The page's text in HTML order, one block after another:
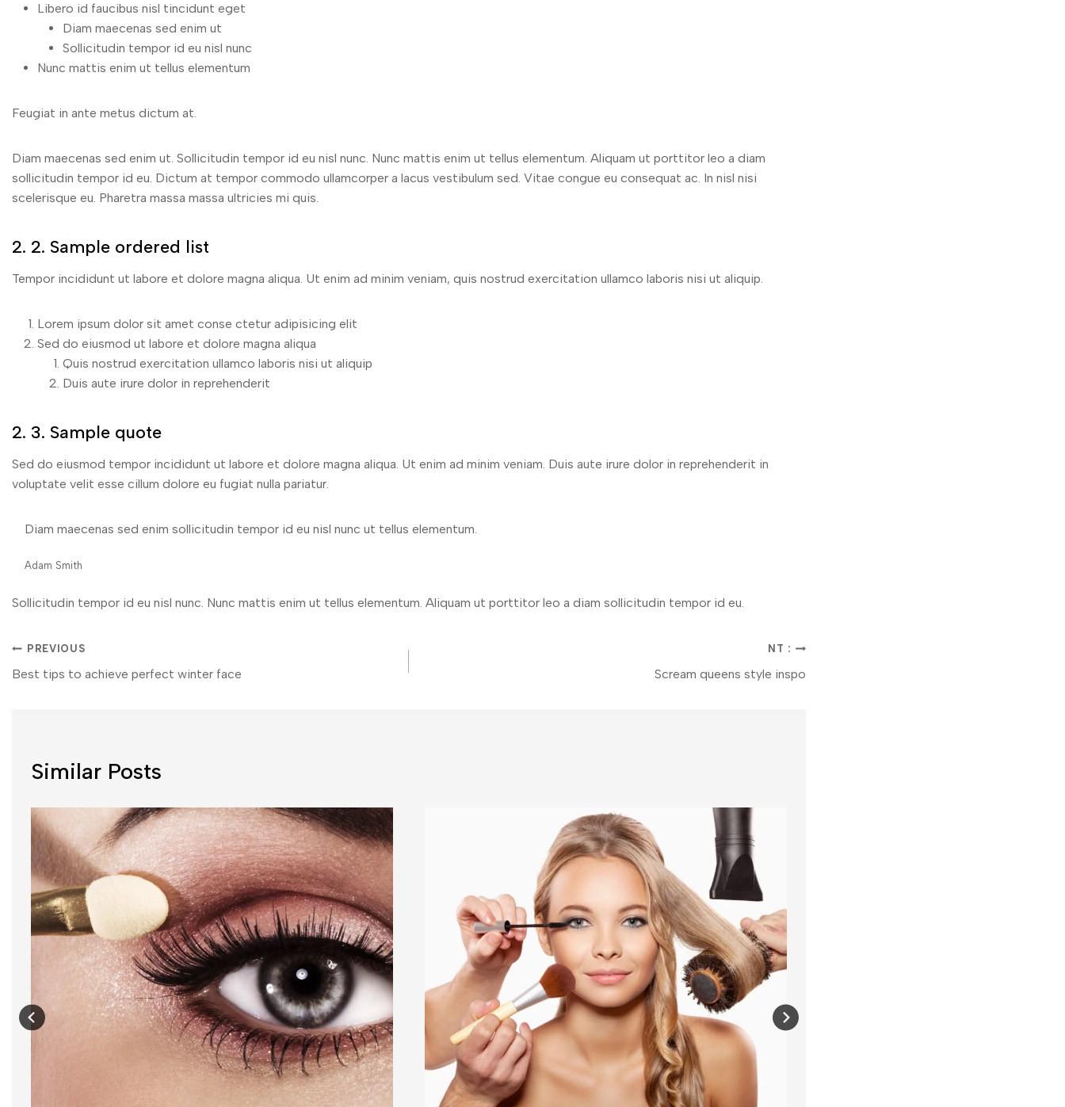
Libero id faucibus nisl tincidunt eget
Diam maecenas sed enim ut
Sollicitudin tempor id eu nisl nunc
Nunc mattis enim ut tellus elementum
Feugiat in ante metus dictum at.
Diam maecenas sed enim ut. Sollicitudin tempor id eu nisl nunc. Nunc mattis enim ut tellus elementum. Aliquam ut porttitor leo a diam
sollicitudin tempor id eu. Dictum at tempor commodo ullamcorper a lacus vestibulum sed. Vitae congue eu consequat ac. In nisl nisi
scelerisque eu. Pharetra massa massa ultricies mi quis.
2. 2. Sample ordered list
Tempor incididunt ut labore et dolore magna aliqua. Ut enim ad minim veniam, quis nostrud exercitation ullamco laboris nisi ut aliquip.
Lorem ipsum dolor sit amet conse ctetur adipisicing elit
Sed do eiusmod ut labore et dolore magna aliqua
Quis nostrud exercitation ullamco laboris nisi ut aliquip
Duis aute irure dolor in reprehenderit
2. 3. Sample quote
Sed do eiusmod tempor incididunt ut labore et dolore magna aliqua. Ut enim ad minim veniam. Duis aute irure dolor in reprehenderit in
voluptate velit esse cillum dolore eu fugiat nulla pariatur.
Diam maecenas sed enim sollicitudin tempor id eu nisl nunc ut tellus elementum.
Adam Smith
Sollicitudin tempor id eu nisl nunc. Nunc mattis enim ut tellus elementum. Aliquam ut porttitor leo a diam sollicitudin tempor id eu.
PREVIOUS
Best tips to achieve perfect winter face
NT :
Scream queens style inspo
Similar Posts